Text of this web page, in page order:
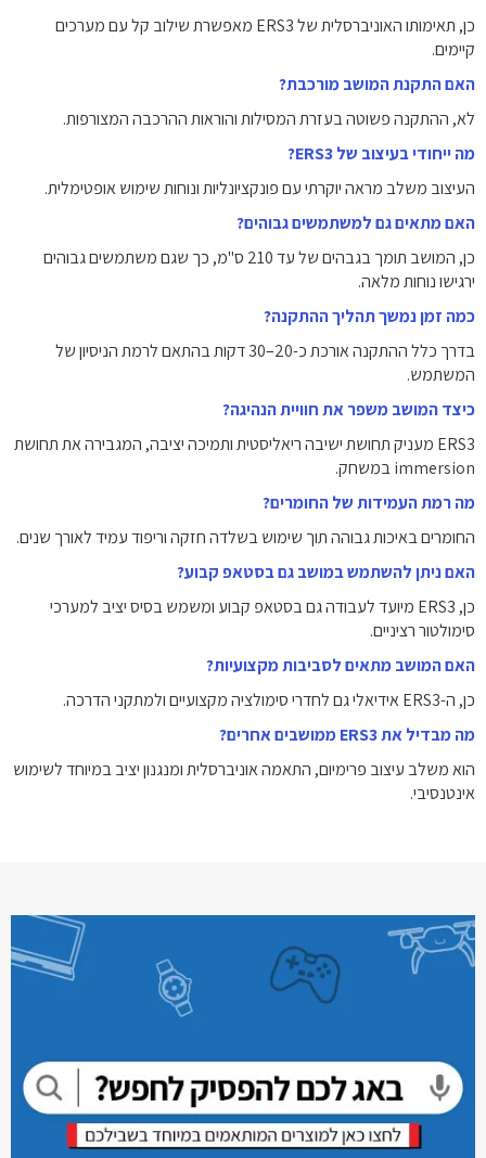
כן, תאימותו האוניברסלית של ERS3 מאפשרת שילוב קל עם מערכים
קיימים.
האם התקנת המושב מורכבת?
לא, ההתקנה פשוטה בעזרת המסילות והוראות ההרכבה המצורפות.
מה ייחודי בעיצוב של ERS3?
העיצוב משלב מראה יוקרתי עם פונקציונליות ונוחות שימוש אופטימלית.
האם מתאים גם למשתמשים גבוהים?
כן, המושב תומך בגבהים של עד 210 ס"מ, כך שגם משתמשים גבוהים
ירגישו נוחות מלאה.
כמה זמן נמשך תהליך ההתקנה?
בדרך כלל ההתקנה אורכת כ-20–30 דקות בהתאם לרמת הניסיון של
המשתמש.
כיצד המושב משפר את חוויית הנהיגה?
ERS3 מעניק תחושת ישיבה ריאליסטית ותמיכה יציבה, המגבירה את תחושת
immersion במשחק.
מה רמת העמידות של החומרים?
החומרים באיכות גבוהה תוך שימוש בשלדה חזקה וריפוד עמיד לאורך שנים.
האם ניתן להשתמש במושב גם בסטאפ קבוע?
כן, ERS3 מיועד לעבודה גם בסטאפ קבוע ומשמש בסיס יציב למערכי
סימולטור רציניים.
האם המושב מתאים לסביבות מקצועיות?
כן, ה-ERS3 אידיאלי גם לחדרי סימולציה מקצועיים ולמתקני הדרכה.
מה מבדיל את ERS3 ממושבים אחרים?
הוא משלב עיצוב פרימיום, התאמה אוניברסלית ומנגנון יציב במיוחד לשימוש
אינטנסיבי.